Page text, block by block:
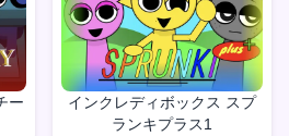
ー
インクレディボックス スプ
ランキプラス1